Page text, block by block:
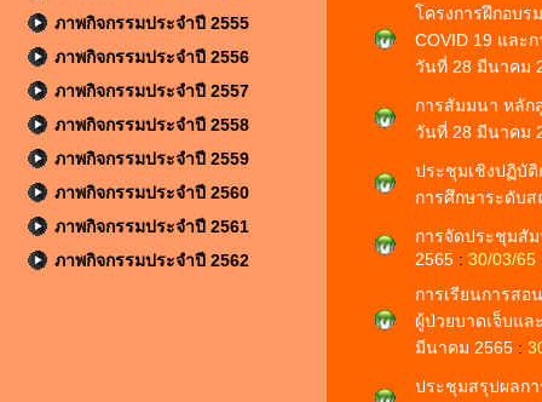
ภาพกิจกรรมประจำปี 2555
ภาพกิจกรรมประจำปี 2556
ภาพกิจกรรมประจำปี 2557
ภาพกิจกรรมประจำปี 2558
ภาพกิจกรรมประจำปี 2559
ภาพกิจกรรมประจำปี 2560
ภาพกิจกรรมประจำปี 2561
ภาพกิจกรรมประจำปี 2562
โครงการฝึกอบร
COVID 19 และ
วันที่ 28 มีนาคม
การสัมมนา หลัก
วันที่ 28 มีนาคม
ประชุมเชิงปฏิบั
การศึกษาระดับ
การจัดประชุมสั
2565 : 30/03/65
การเรียนการสอ
ผู้ป่วยบาดเจ็บแ
มีนาคม 2565 :
ประชุมสรุปผลก